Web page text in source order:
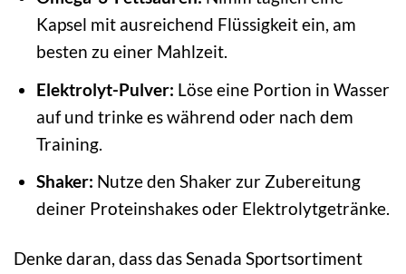
Kapsel mit ausreichend Flüssigkeit ein, am
besten zu einer Mahlzeit.
Elektrolyt-Pulver: Löse eine Portion in Wasser
auf und trinke es während oder nach dem
Training.
Shaker: Nutze den Shaker zur Zubereitung
deiner Proteinshakes oder Elektrolytgetränke.
Denke daran, dass das Senada Sportsortiment